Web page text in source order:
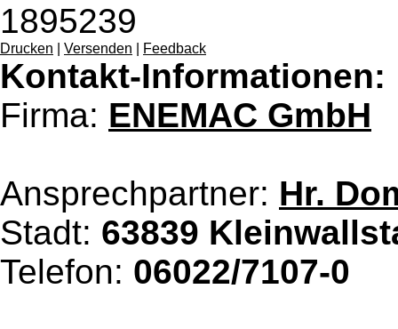
1895239
Drucken Versenden Feedback
Kontakt-Informationen:
Firma: ENEMAC GmbH
Ansprechpartner: Hr.
Stadt: 63839
Telefon: 06022/7107-0